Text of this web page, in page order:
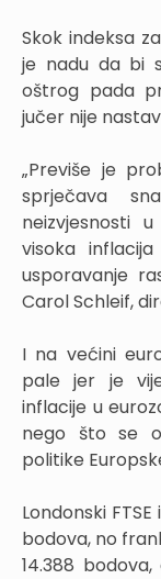
Skok indeksa
je nadu da bi
oštrog pada
jučer nije
„Previše je
sprječava
neizvjesnosti
visoka
usporavanje
Carol Schleif,
I na većini
pale jer je
inflacije u
nego što se
politike
Londonski
bodova, no
14.388